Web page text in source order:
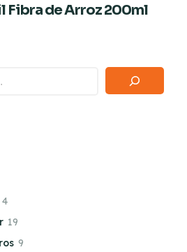
Fibra de Arroz 200ml
4
19
9